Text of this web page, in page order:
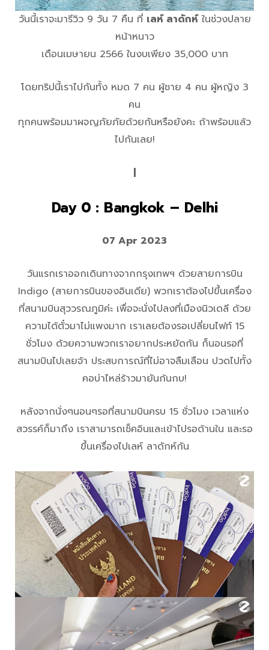
วันนี้เราจะมารีวิว 9 วัน 7 คืน ที่ เลห์ ลาดักห์ในช่วงปลาย
หน้าหนาว
เดือนเมษายน 2566 ในงบเพียง 35,000 บาท
โดยทริปนี้เราไปกันทั้ง หมด 7 คน ผู้ชาย 4 คน ผู้หญิง 3
คน
ทุกคนพร้อมมาผจญภัยภัยด้วยกันหรือยังคะ ถ้าพร้อมแล้ว
ไปกันเลย!
|
Day 0 : Bangkok – Delhi
07 Apr 2023
วันแรกเราออกเดินทางจากกรุงเทพฯ ด้วยสายการบิน
Indigo (สายการบินของอินเดีย) พวกเราต้องไปขึ้นเครื่อง
ที่สนามบินสุววรณภูมิค่ะ เพื่อจะนั่งไปลงที่เมืองนิวเดลี ด้วย
ความได้ตั๋วมาไม่แพงมาก เราเลยต้องรอเปลี่ยนไฟท์ 15
ชั่วโมง ด้วยความพวกเราอยากประหยัดกัน ก็นอนรอที่
สนามบินไปเลยจ้า ประสบการณ์ที่ไม่อาจลืมเลือน ปวดไปทั้ง
คอบ่าไหล่ร้าวมายันก้นกบ!
หลังจากนั่งๆนอนๆรอที่สนามบินครบ 15 ชั่วโมง เวลาแห่ง
สวรรค์ก็มาถึง เราสามารถเช็คอินและเข้าไปรอด้านใน และรอ
ขึ้นเครื่องไปเลห์ ลาดักห์กัน